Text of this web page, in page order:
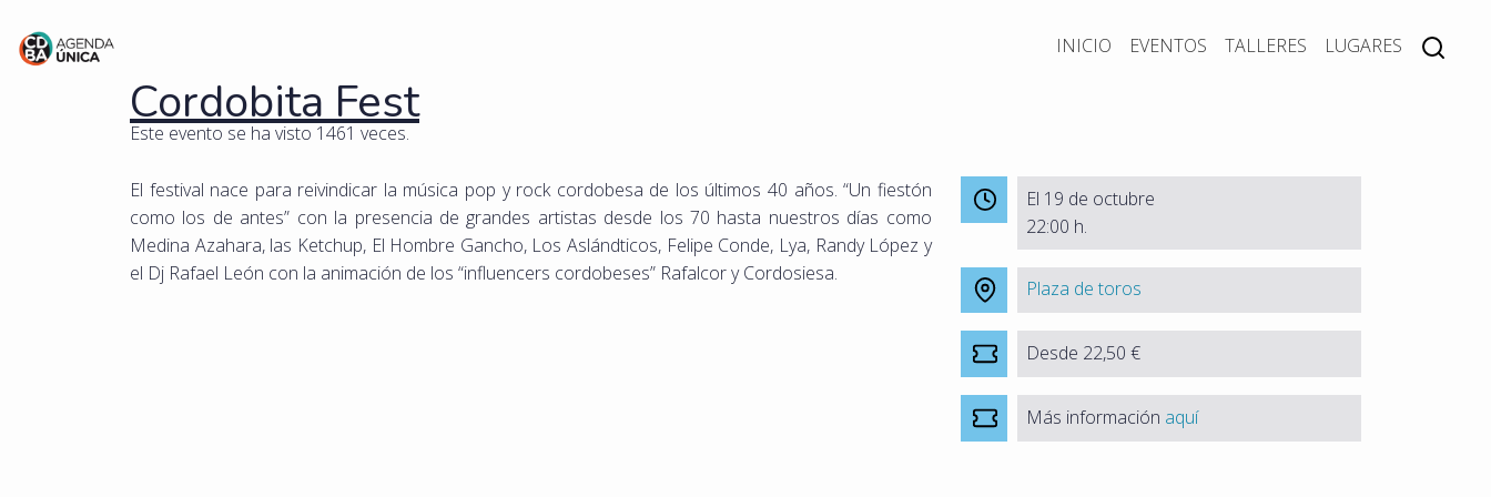
INICIO EVENTOS TALLERES LUGARES
Cordobita Fest
Este evento se ha visto 1461 veces.
El festival nace para reivindicar la música pop y rock cordobesa de los últimos 40 años. “Un fiestón
como los de antes” con la presencia de grandes artistas desde los 70 hasta nuestros días como
Medina Azahara, las Ketchup, El Hombre Gancho, Los Aslándticos, Felipe Conde, Lya, Randy López y
el Dj Rafael León con la animación de los “influencers cordobeses” Rafalcor y Cordosiesa.
El 19 de octubre
22:00 h.
Plaza de toros
Desde 22,50 €
Más información aquí